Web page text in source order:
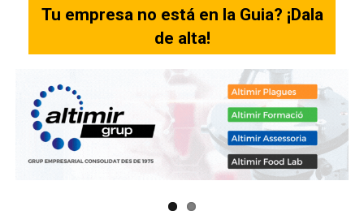
Tu empresa no está en la Guia? ¡Dala
de alta!